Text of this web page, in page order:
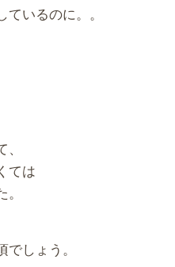
いるのに。。
ては
しょう。